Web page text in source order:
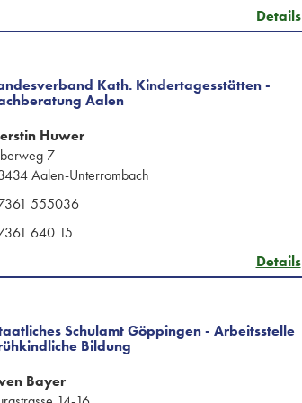
Details
Kath. Kindertagesstätten -
Aalen
Huwer
7
Aalen-Unterrombach
555036
640 15
Details
Schulamt Göppingen - Arbeitsstelle
Bildung
Bayer